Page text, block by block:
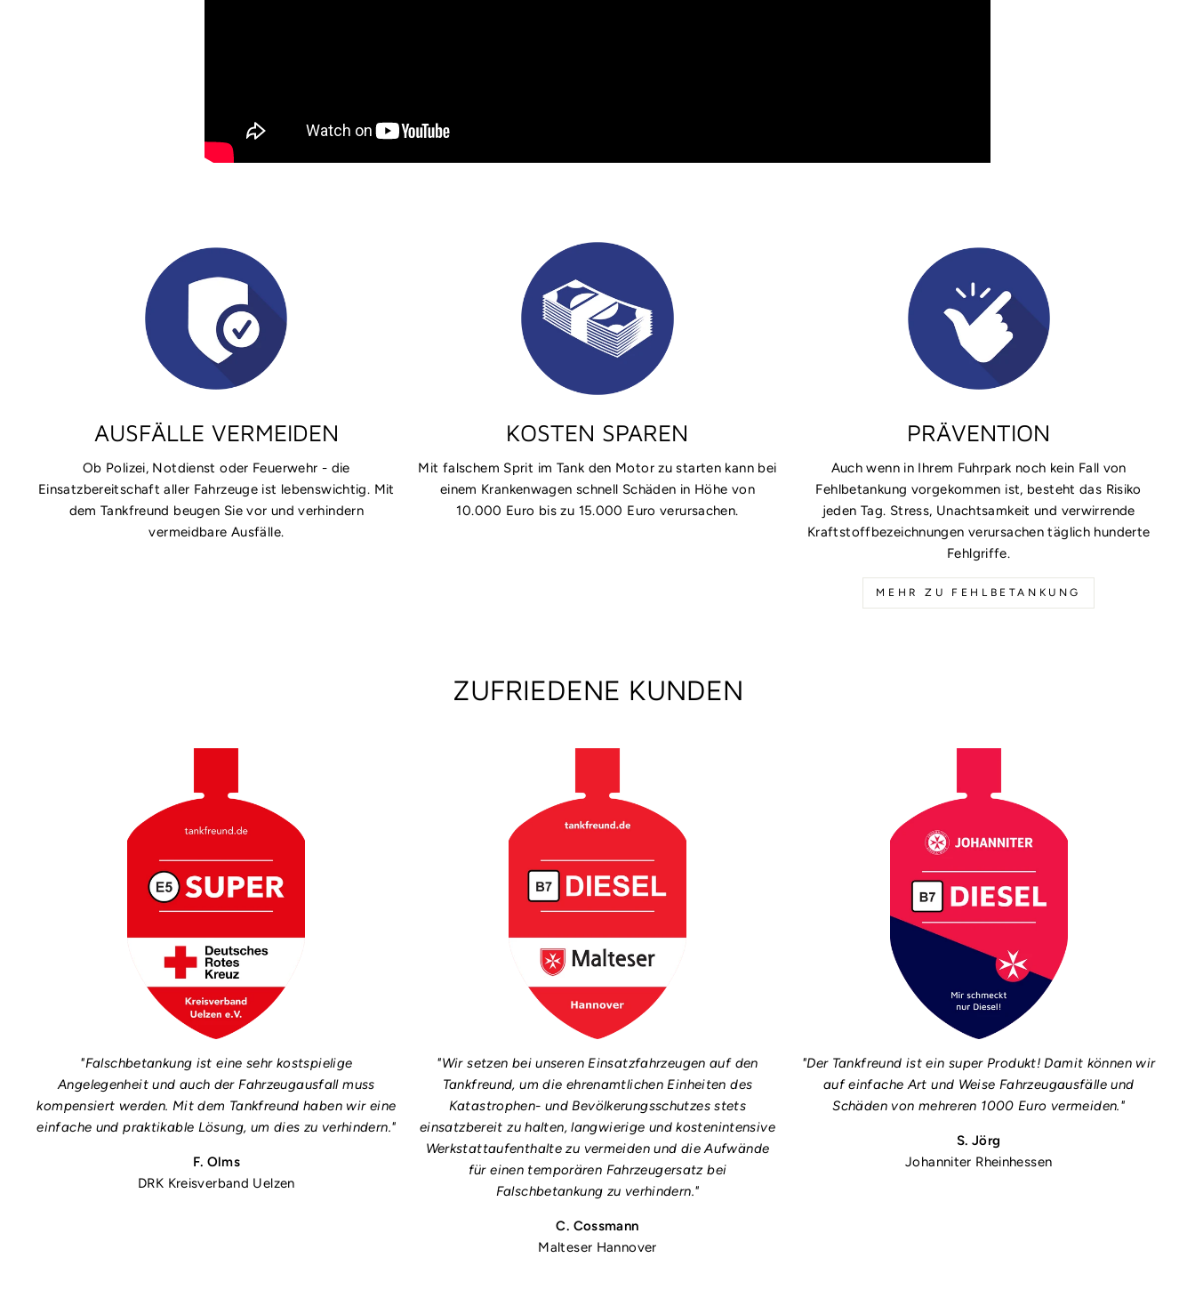
AUSFÄLLE VERMEIDEN
Ob Polizei, Notdienst oder Feuerwehr - die
Einsatzbereitschaft aller Fahrzeuge ist lebenswichtig. Mit
dem Tankfreund beugen Sie vor und verhindern
vermeidbare Ausfälle.
KOSTEN SPAREN
Mit falschem Sprit im Tank den Motor zu starten kann bei
einem Krankenwagen schnell Schäden in Höhe von
10.000 Euro bis zu 15.000 Euro verursachen.
PRÄVENTION
Auch wenn in Ihrem Fuhrpark noch kein Fall von
Fehlbetankung vorgekommen ist, besteht das Risiko
jeden Tag. Stress, Unachtsamkeit und verwirrende
Kraftstoffbezeichnungen verursachen täglich hunderte
Fehlgriffe.
MEHR ZU FEHLBETANKUNG
ZUFRIEDENE KUNDEN
"Falschbetankung ist eine sehr kostspielige
Angelegenheit und auch der Fahrzeugausfall muss
kompensiert werden. Mit dem Tankfreund haben wir eine
einfache und praktikable Lösung, um dies zu verhindern."
F. Olms
DRK Kreisverband Uelzen
"Wir setzen bei unseren Einsatzfahrzeugen auf den
Tankfreund, um die ehrenamtlichen Einheiten des
Katastrophen- und Bevölkerungsschutzes stets
einsatzbereit zu halten, langwierige und kostenintensive
Werkstattaufenthalte zu vermeiden und die Aufwände
für einen temporären Fahrzeugersatz bei
Falschbetankung zu verhindern."
C. Cossmann
Malteser Hannover
"Der Tankfreund ist ein super Produkt! Damit können wir
auf einfache Art und Weise Fahrzeugausfälle und
Schäden von mehreren 1000 Euro vermeiden."
S. Jörg
Johanniter Rheinhessen